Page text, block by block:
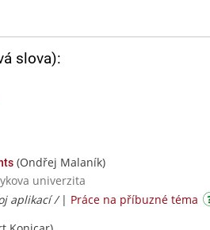
slova):
(Ondřej Malaník)
univerzita
aplikací / | Práce na příbuzné téma